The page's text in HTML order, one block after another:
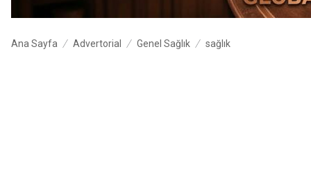
Ana Sayfa Advertorial Genel Sağlık sağlık